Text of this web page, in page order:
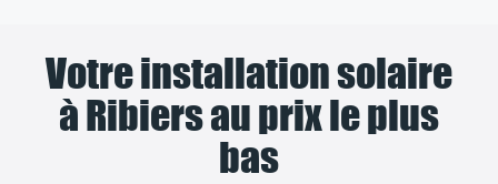
Votre installation solaire
à Ribiers au prix le plus
bas